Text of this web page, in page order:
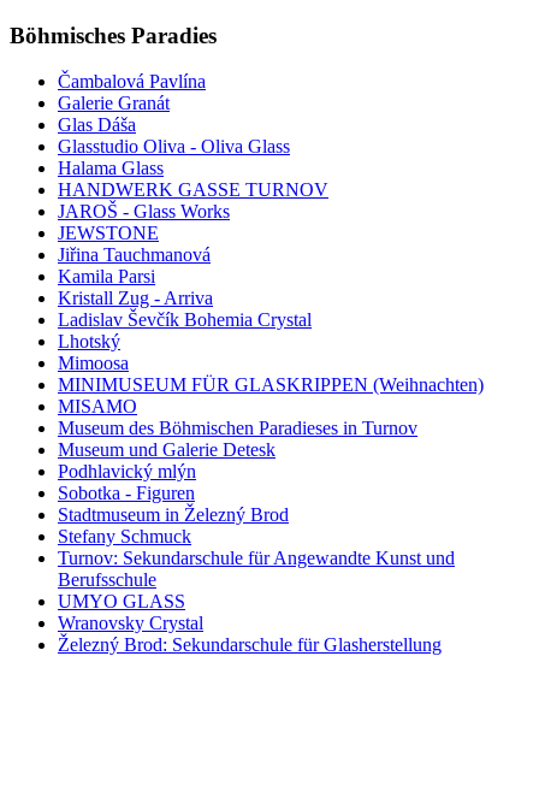
Böhmisches Paradies
Čambalová Pavlína
Galerie Granát
Glas Dáša
Glasstudio Oliva - Oliva Glass
Halama Glass
HANDWERK GASSE TURNOV
JAROŠ - Glass Works
JEWSTONE
Jiřina Tauchmanová
Kamila Parsi
Kristall Zug - Arriva
Ladislav Ševčík Bohemia Crystal
Lhotský
Mimoosa
MINIMUSEUM FÜR GLASKRIPPEN (Weihnachten)
MISAMO
Museum des Böhmischen Paradieses in Turnov
Museum und Galerie Detesk
Podhlavický mlýn
Sobotka - Figuren
Stadtmuseum in Železný Brod
Stefany Schmuck
Turnov: Sekundarschule für Angewandte Kunst und
Berufsschule
UMYO GLASS
Wranovsky Crystal
Železný Brod: Sekundarschule für Glasherstellung